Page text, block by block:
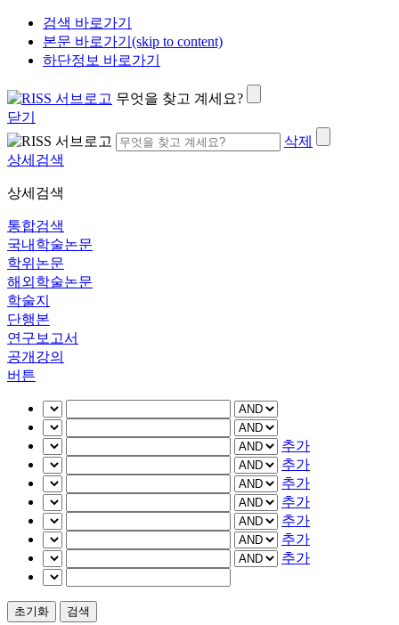
검색 바로가기
본문 바로가기(skip to content)
하단정보 바로가기
무엇을 찾고 계세요?
닫기
삭제
상세검색
상세검색
통합검색
국내학술논문
학위논문
해외학술논문
학술지
단행본
연구보고서
공개강의
버튼
추가
추가
추가
추가
추가
추가
추가